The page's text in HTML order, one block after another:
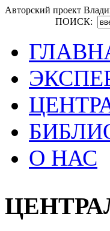
Авторский проект
ПОИСК:
О НАС